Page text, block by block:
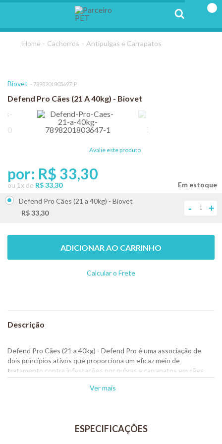
Cachorros Antipulgas e Carrapatos
Avalie este produto
Biovet 7898201803697_P
Defend Pro Cães (21 A 40kg) - Biovet
por: R$ 33,30
ou 1 x de R$ 33,30
Defend Pro Cães (21 a 40kg) - Biovet
R$ 33,30
- +
ADICIONAR AO CARRINHO
Calcular o Frete
Não sei meu CEP
Defend Pro Cães (21 a 40kg) - Defend Pro é uma associação de
dois princípios ativos que proporciona um eficaz meio de
tratamento contra infestações por pulgas e carrapatos em cães.
Defend Pro é capaz de manter os cães livres de pulgas por até 56
Deve ser aplicado somente pela via tópica (uso externo), conforme
Ver mais